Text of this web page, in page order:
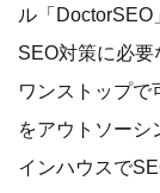
ル「DoctorSEO
SEO対策に必
ワンストップ
をアウトソーシ
インハウスで